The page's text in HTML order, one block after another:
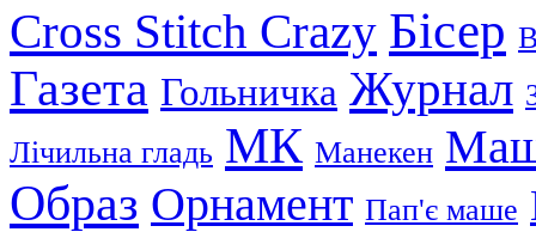
Cross Stitch Crazy Бісер
Газета Гольничка Журнал
Лічильна гладь МК Манекен
Образ Орнамент Пап'є маше